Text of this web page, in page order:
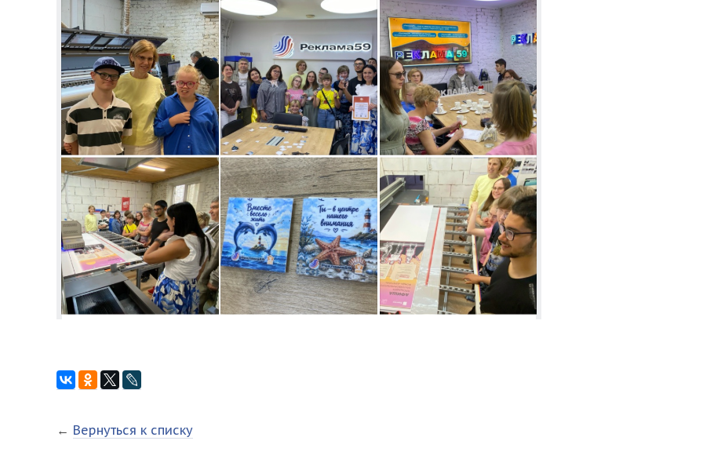
← Вернуться к списку